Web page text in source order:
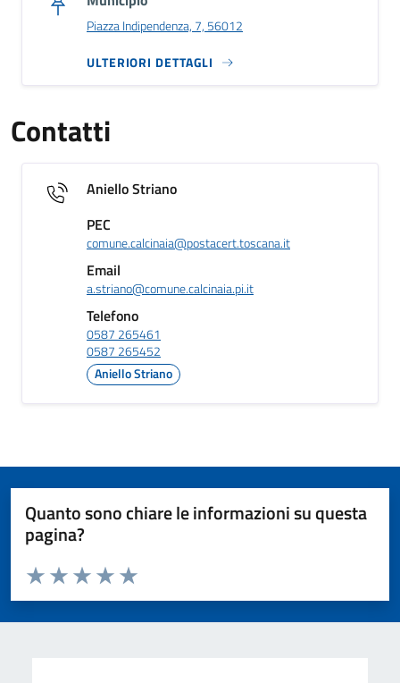
Piazza Indipendenza, 7, 56012
ULTERIORI DETTAGLI
Contatti
Aniello Striano
PEC
comune.calcinaia@postacert.toscana.it
Email
a.striano@comune.calcinaia.pi.it
Telefono
0587 265461
0587 265452
Aniello Striano
Quanto sono chiare le informazioni su questa
pagina?
Valuta da 1 a 5 stelle la pagina
Valuta 5 stelle su 5
Valuta 4 stelle su 5
Valuta 3 stelle su 5
Valuta 2 stelle su 5
Valuta 1 stelle su 5